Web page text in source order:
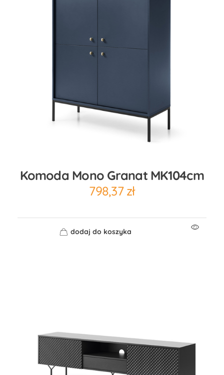
Komoda Mono Granat MK104cm
798,37zł
dodaj do koszyka